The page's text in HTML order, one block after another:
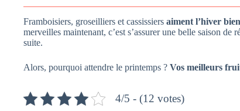
Framboisiers, groseilliers et cassissiers aiment l’hiver
merveilles maintenant, c’est s’assurer une belle saison
suite.
Alors, pourquoi attendre le printemps ? Vos meilleurs
4/5 - (12 votes)